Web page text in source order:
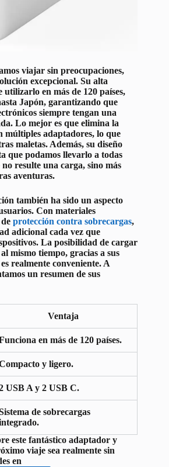
viajar sin preocupaciones,
excepcional. Su alta
utilizarlo en más de 120 países,
Japón, garantizando que
siempre tengan una
Lo mejor es que elimina la
múltiples adaptadores, lo que
maletas. Además, su diseño
que podamos llevarlo a todas
resulte una carga, sino más
aventuras.
también ha sido un aspecto
Con materiales
protección contra sobrecargas,
adicional cada vez que
La posibilidad de cargar
mismo tiempo, gracias a sus
realmente conveniente. A
un resumen de sus
Ventaja
en más de 120 países.
y ligero.
USB A y 2 USB C.
de sobrecargas
este fantástico adaptador y
viaje sea realmente sin
en